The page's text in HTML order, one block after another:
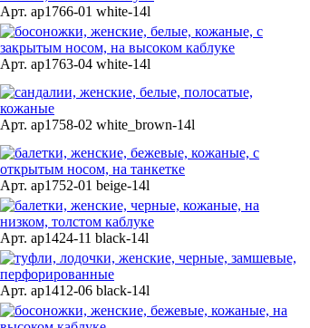
Арт. ap1766-01 white-14l
Арт. ap1763-04 white-14l
Арт. ap1758-02 white_brown-14l
Арт. ap1752-01 beige-14l
Арт. ap1424-11 black-14l
Арт. ap1412-06 black-14l